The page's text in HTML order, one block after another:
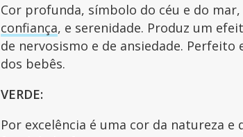
Cor profunda, símbolo do céu e do
confiança, e serenidade. Produz um
de nervosismo e de ansiedade.
dos bebês.
VERDE:
Por excelência é uma cor da natureza